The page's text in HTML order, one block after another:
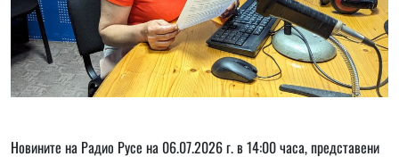
Новините на Радио Русе на 06.07.2026 г. в 14:00 часа, представени